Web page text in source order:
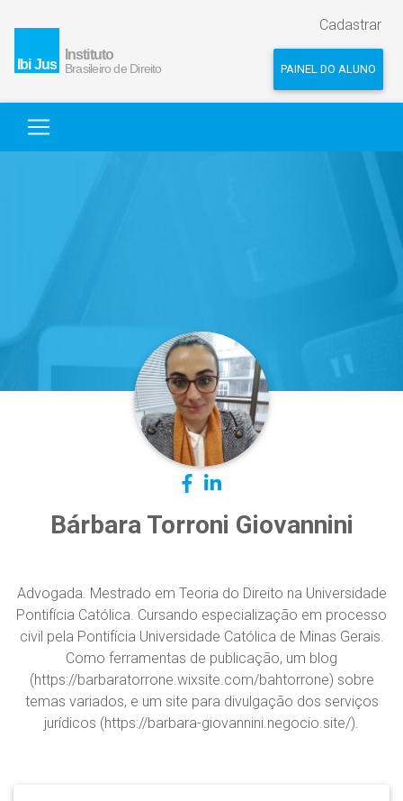
Cadastrar
PAINEL DO ALUNO
Bárbara Torroni Giovannini
Advogada. Mestrado em Teoria do Direito na Universidade
Pontifícia Católica. Cursando especialização em processo
civil pela Pontifícia Universidade Católica de Minas Gerais.
Como ferramentas de publicação, um blog
(https://barbaratorrone.wixsite.com/bahtorrone) sobre
temas variados, e um site para divulgação dos serviços
jurídicos (https://barbara-giovannini.negocio.site/).